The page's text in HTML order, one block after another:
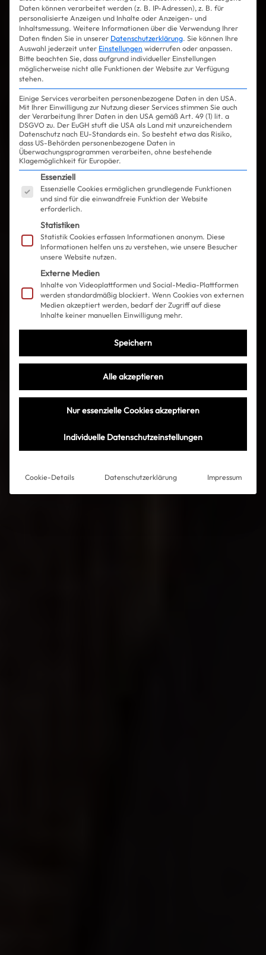
Daten können verarbeitet werden (z. B. IP-Adressen), z. B. für
personalisierte Anzeigen und Inhalte oder Anzeigen- und
Inhaltsmessung. Weitere Informationen über die Verwendung Ihrer
Daten finden Sie in unserer Datenschutzerklärung. Sie können Ihre
Auswahl jederzeit unter Einstellungen widerrufen oder anpassen.
Bitte beachten Sie, dass aufgrund individueller Einstellungen
möglicherweise nicht alle Funktionen der Website zur Verfügung
stehen.
Einige Services verarbeiten personenbezogene Daten in den USA.
Mit Ihrer Einwilligung zur Nutzung dieser Services stimmen Sie auch
der Verarbeitung Ihrer Daten in den USA gemäß Art. 49 (1) lit. a
DSGVO zu. Der EuGH stuft die USA als Land mit unzureichendem
Datenschutz nach EU-Standards ein. So besteht etwa das Risiko,
dass US-Behörden personenbezogene Daten in
Überwachungsprogrammen verarbeiten, ohne bestehende
Klagemöglichkeit für Europäer.
Es folgt eine Liste der Service-Gruppen, für die
Essenziell
Essenzielle Cookies ermöglichen grundlegende Funktionen
und sind für die einwandfreie Funktion der Website
erforderlich.
Statistiken
Statistik Cookies erfassen Informationen anonym. Diese
Informationen helfen uns zu verstehen, wie unsere Besucher
unsere Website nutzen.
Externe Medien
Inhalte von Videoplattformen und Social-Media-Plattformen
werden standardmäßig blockiert. Wenn Cookies von externen
Medien akzeptiert werden, bedarf der Zugriff auf diese
Inhalte keiner manuellen Einwilligung mehr.
Speichern
Alle akzeptieren
Nur essenzielle Cookies akzeptieren
Individuelle Datenschutzeinstellungen
Cookie-Details Datenschutzerklärung Impressum